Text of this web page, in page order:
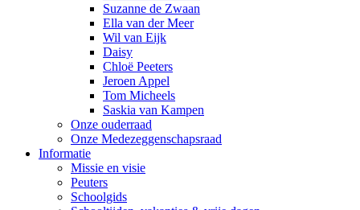
Suzanne de Zwaan
Ella van der Meer
Wil van Eijk
Daisy
Chloë Peeters
Jeroen Appel
Tom Micheels
Saskia van Kampen
Onze ouderraad
Onze Medezeggenschapsraad
Informatie
Missie en visie
Peuters
Schoolgids